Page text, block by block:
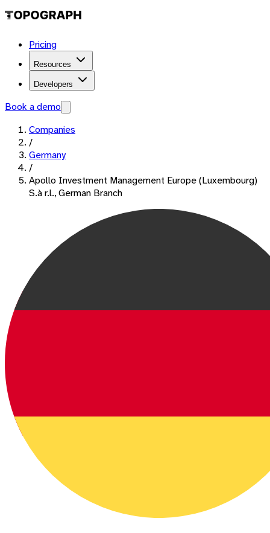
Pricing
Resources
Developers
Book a demo
Companies
/
Germany
/
Apollo Investment Management Europe (Luxembourg)
S.à r.l., German Branch